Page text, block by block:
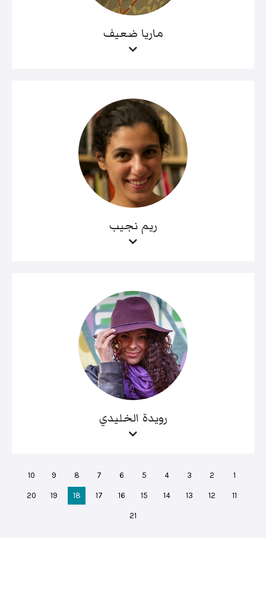
ماريا ضعيف
ريم نجيب
رويدة الخليدي
1
2
3
4
5
6
7
8
9
10
11
12
13
14
15
16
17
18
19
20
21